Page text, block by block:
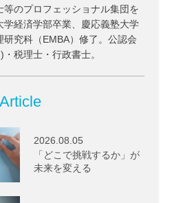
等のプロフェッショナル集団を
学経済学部卒業、慶応義塾大学
研究科（EMBA）修了。公認会
税理士・行政書士。
2026.08.05
「どこで挑戦するか」が
未来を変える